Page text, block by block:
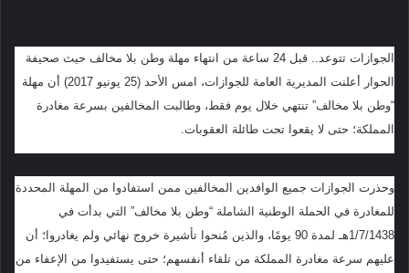
الجوازات تتوعد.. قبل 24 ساعة من انتهاء مهلة وطن بلا مخالف حيث صحيفة
الحوار أعلنت المديرية العامة للجوازات، امس الأحد (25 يونيو 2017) أن مهلة
“وطن بلا مخالف” تنتهي خلال يوم فقط، وطالبت المخالفين بسرعة مغادرة
المملكة؛ حتى لا يقعوا تحت طائلة العقوبات.
وحذرت الجوازات جميع الوافدين المخالفين ممن استفادوا من المهلة المحددة
للمغادرة في الحملة الوطنية الشاملة “وطن بلا مخالف” التي بدأت في
1/7/1438هـ لمدة 90 يومًا، والذين مُنحوا تأشيرة خروج نهائي ولم يغادروا؛ أن
عليهم سرعة مغادرة المملكة من تلقاء أنفسهم؛ حتى يستفيدوا من الإعفاء من